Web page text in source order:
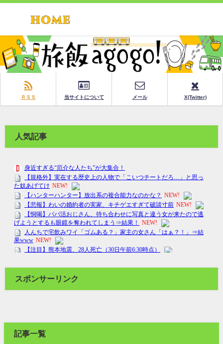
ＲＳＳ 当サイトについて メール X(Twitter)
人気記事
スポンサーリンク
記事一覧